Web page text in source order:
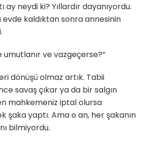
ay neydi ki? Yıllardır dayanıyordu.
evde kaldıktan sonra annesinin
umutlanır ve vazgeçerse?”
dönüşü olmaz artık. Tabii
savaş çıkar ya da bir salgın
mahkemeniz iptal olursa
şaka yaptı. Ama o an, her şakanın
bilmiyordu.